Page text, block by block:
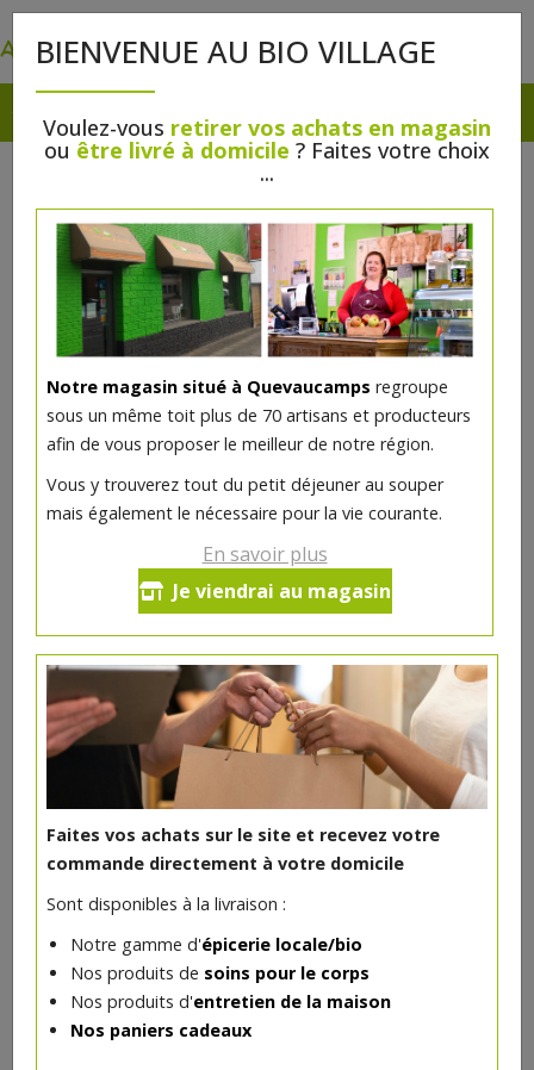
BIENVENUE AU BIO VILLAGE
Voulez-vous retirer vos achats en magasin
ou être livré à domicile ? Faites votre choix
...
Notre magasin situé à Quevaucamps regroupe
sous un même toit plus de 70 artisans et producteurs
afin de vous proposer le meilleur de notre région.
Vous y trouverez tout du petit déjeuner au souper
mais également le nécessaire pour la vie courante.
En savoir plus
Je viendrai au magasin
Faites vos achats sur le site et recevez votre
commande directement à votre domicile
Sont disponibles à la livraison :
Notre gamme d'épicerie locale/bio
Nos produits de soins pour le corps
Nos produits d'entretien de la maison
Nos paniers cadeaux
Limoncello 50cl
- 1 pc +
29€
Réception souhaitée le
DANS LA MÊME CATÉGORIE ...